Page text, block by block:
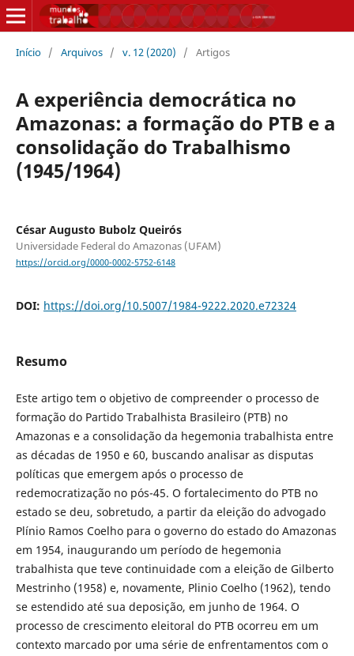
Início / Arquivos / v. 12 (2020) / Artigos
A experiência democrática no
Amazonas: a formação do PTB e a
consolidação do Trabalhismo
(1945/1964)
César Augusto Bubolz Queirós
Universidade Federal do Amazonas (UFAM)
https://orcid.org/0000-0002-5752-6148
DOI: https://doi.org/10.5007/1984-9222.2020.e72324
Resumo
Este artigo tem o objetivo de compreender o processo de
formação do Partido Trabalhista Brasileiro (PTB) no
Amazonas e a consolidação da hegemonia trabalhista entre
as décadas de 1950 e 60, buscando analisar as disputas
políticas que emergem após o processo de
redemocratização no pós-45. O fortalecimento do PTB no
estado se deu, sobretudo, a partir da eleição do advogado
Plínio Ramos Coelho para o governo do estado do Amazonas
em 1954, inaugurando um período de hegemonia
trabalhista que teve continuidade com a eleição de Gilberto
Mestrinho (1958) e, novamente, Plinio Coelho (1962), tendo
se estendido até sua deposição, em junho de 1964. O
processo de crescimento eleitoral do PTB ocorreu em um
contexto marcado por uma série de enfrentamentos com o